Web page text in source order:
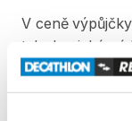
V ceně výpůjčky
teleskopická
záchranné